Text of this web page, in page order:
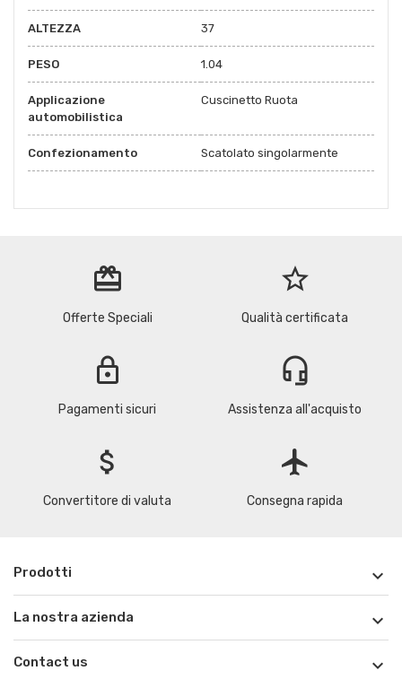
ALTEZZA 37
PESO 1.04
Applicazione
automobilistica
Cuscinetto Ruota
Confezionamento Scatolato singolarmente
redeem
Offerte Speciali
star_border
Qualità certificata
lock
Pagamenti sicuri
headset_mic
Assistenza all'acquisto
attach_money
Convertitore di valuta
flight
Consegna rapida
Prodotti 
La nostra azienda 
Contact us 